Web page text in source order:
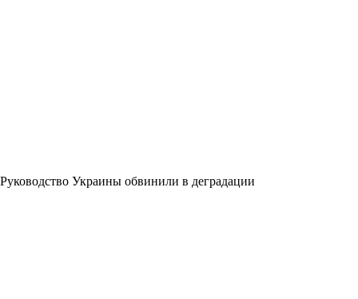
Руководство Украины обвинили в деградации